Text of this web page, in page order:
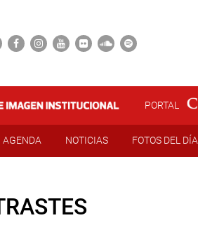
PORTAL
AGENDA NOTICIAS FOTOS DEL DÍA